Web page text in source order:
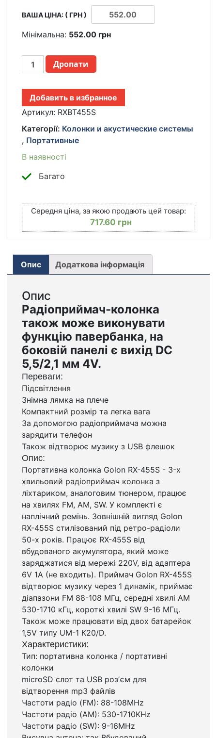
ВАША ЦІНА: ( ГРН )
Мінімальна: 552.00 грн
РАДИОПРИЕМНИК
АККУМУЛЯТОРНЫЙ
BLUETOOTH,
MP3
И
GOLON
RX-
AM
ПОРТАТИВНОЕ
КІЛЬКІСТЬ
Дропати
Добавить в избранное
Артикул: RXBT455S
Категорії: Колонки и акустические системы
, Портативные
В наявності
Багато
Середня ціна, за якою продають цей товар:
717.60 грн
Опис Додаткова інформація
Опис
Радіоприймач-колонка
також може виконувати
функцію павербанка, на
боковій панелі є вихід DC
5,5/2,1 мм 4V.
Переваги:
Підсвітлення
Знімна лямка на плече
Компактний розмір та легка вага
За допомогою радіоприймача можна
зарядити телефон
Також відтворює музику з USB флешок
Опис:
Портативна колонка Golon RX-455S - 3-х
хвильовий радіоприймач колонка з
ліхтариком, аналоговим тюнером, працює
на хвилях FM, AM, SW. У комплекті є
наплічний ремінь. Зовнішній вигляд Golon
RX-455S стилізований під ретро-радіоли
50-х років. Працює RX-455S від
вбудованого акумулятора, який може
заряджатися від мережі 220V, від адаптера
6V 1A (не входить). Приймач Golon RX-455S
відтворює музику через 1 динамік, приймає
діапазони FM 88-108 МГц, середні хвилі AM
530-1710 кГц, короткі хвилі SW 9-16 МГц.
Також може працювати від двох батарейок
1,5V типу UM-1 К20/D.
Характеристики:
Тип: портативна колонка / портативні
колонки
microSD слот та USB розʼєм для
відтворення mp3 файлів
Частоти радіо (FM): 88-108MHz
Частоти радіо (AM): 530-1710KHz
Частоти радіо (SW): 9-16MHz